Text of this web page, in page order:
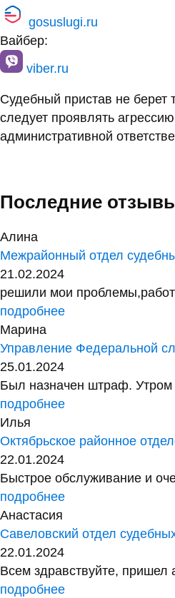
gosuslugi.ru
Вайбер:
viber.ru
Судебный пристав не
следует проявлять
административной
Последние
Алина
Межрайонный отдел
21.02.2024
решили мои
подробнее
Марина
Управление Федеральной
25.01.2024
Был назначен штраф. Утром
подробнее
Илья
Октябрьское районное
22.01.2024
Быстрое обслуживание и
подробнее
Анастасия
Савеловский отдел
22.01.2024
Всем здравствуйте, пришел
подробнее